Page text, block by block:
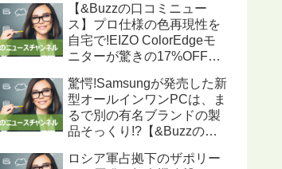
【&Buzzの口コミニュー
ス】プロ仕様の色再現性を
自宅で!EIZO ColorEdgeモ
ニターが驚きの17%OFF、
ション機能搭載で写真・動
画編集に最適
驚愕!Samsungが発売した新
型オールインワンPCは、ま
るで別の有名ブランドの製
品そっくり!?【&Buzzの口
ロシア軍占拠下のザポリー